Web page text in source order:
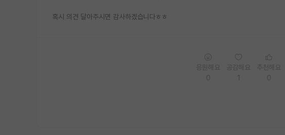
혹시 의견 달아주시면 감사하겠습니다ㅎㅎ